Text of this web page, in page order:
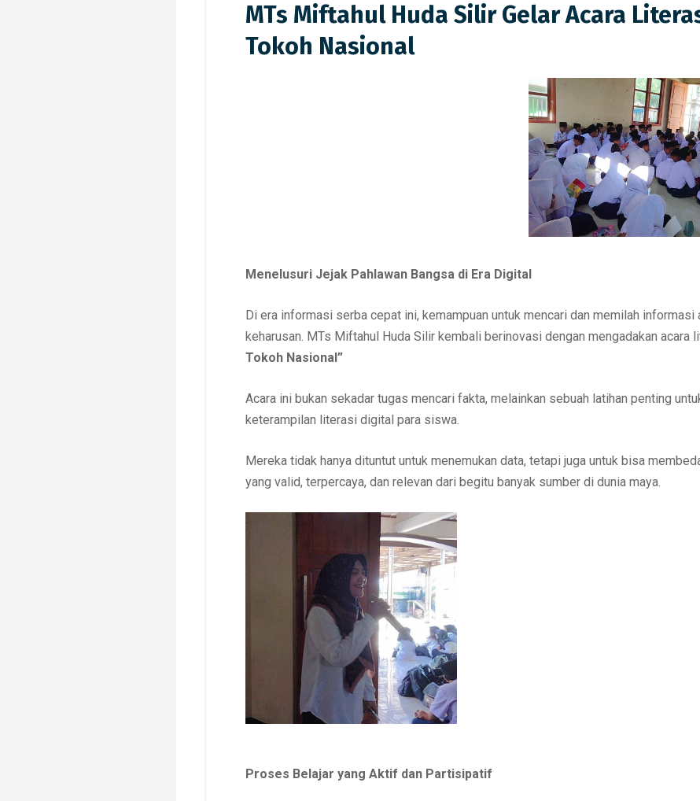
MTs Miftahul Huda Silir Gelar Acara
Tokoh Nasional
Menelusuri Jejak Pahlawan Bangsa di Era Digital
Di era informasi serba cepat ini, kemampuan untuk mencari dan memilah informasi
keharusan. MTs Miftahul Huda Silir kembali berinovasi dengan mengadakan acara
Tokoh Nasional”
Acara ini bukan sekadar tugas mencari fakta, melainkan sebuah latihan penting
keterampilan literasi digital para siswa.
Mereka tidak hanya dituntut untuk menemukan data, tetapi juga untuk bisa
yang valid, terpercaya, dan relevan dari begitu banyak sumber di dunia maya.
Proses Belajar yang Aktif dan Partisipatif